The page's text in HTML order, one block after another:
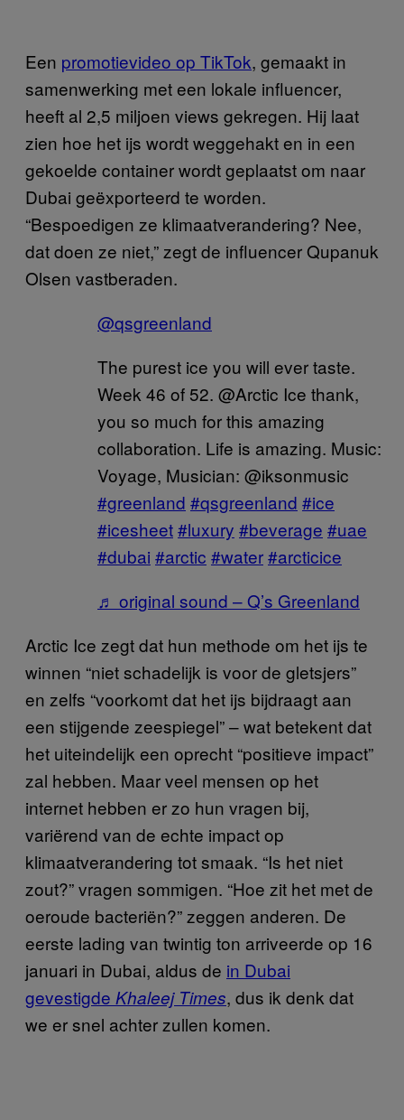
Een promotievideo op TikTok, gemaakt in
samenwerking met een lokale influencer,
heeft al 2,5 miljoen views gekregen. Hij laat
zien hoe het ijs wordt weggehakt en in een
gekoelde container wordt geplaatst om naar
Dubai geëxporteerd te worden.
“Bespoedigen ze klimaatverandering? Nee,
dat doen ze niet,” zegt de influencer Qupanuk
Olsen vastberaden.
@qsgreenland
The purest ice you will ever taste.
Week 46 of 52. @Arctic Ice thank,
you so much for this amazing
collaboration. Life is amazing. Music:
Voyage, Musician: @iksonmusic
#greenland #qsgreenland #ice
#icesheet#luxury #beverage #uae
#dubai #arctic #water#arcticice
♬ original sound – Q’s Greenland
Arctic Ice zegt dat hun methode om het ijs te
winnen “niet schadelijk is voor de gletsjers”
en zelfs “voorkomt dat het ijs bijdraagt aan
een stijgende zeespiegel” – wat betekent dat
het uiteindelijk een oprecht “positieve impact”
zal hebben. Maar veel mensen op het
internet hebben er zo hun vragen bij,
variërend van de echte impact op
klimaatverandering tot smaak. “Is het niet
zout?” vragen sommigen. “Hoe zit het met de
oeroude bacteriën?” zeggen anderen. De
eerste lading van twintig ton arriveerde op 16
januari in Dubai, aldus de in Dubai
gevestigde Khaleej Times, dus ik denk dat
we er snel achter zullen komen.